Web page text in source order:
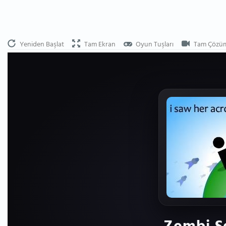
Yeniden Başlat Tam Ekran Oyun Tuşları Tam